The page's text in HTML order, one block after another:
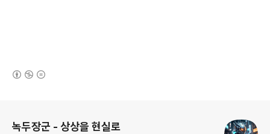
녹두장군 - 상상을 현실로